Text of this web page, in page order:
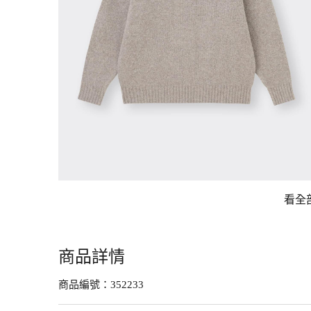
看全
商品詳情
商品編號： 352233